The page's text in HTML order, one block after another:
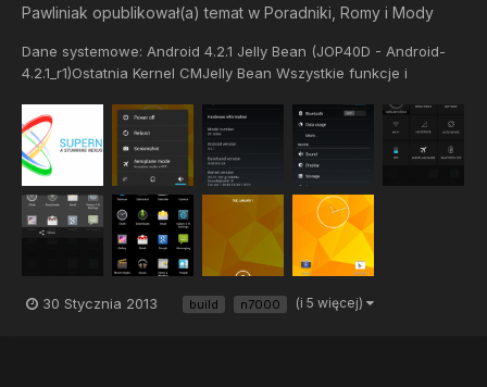
Pawliniak opublikował(a) temat w Poradniki, Romy i Mody
Dane systemowe: Android 4.2.1 Jelly Bean (JOP40D - Android-
4.2.1_r1)Ostatnia Kernel CMJelly Bean Wszystkie funkcje i
Look and Feel Opis ROM: Screeny: Instrukcja instalacji: Skopjuj
Google Apps i ROM SuperNexus do wewnętrznej karcie...
30 Stycznia 2013 build n7000 (i 5 więcej)